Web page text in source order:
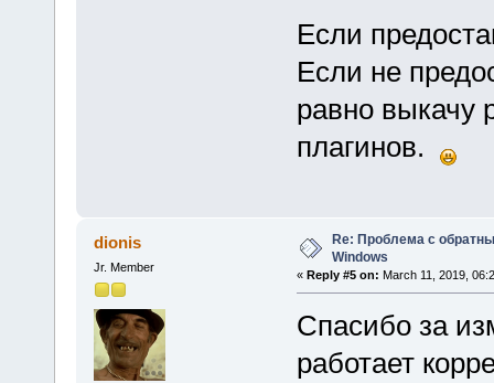
Если
Если не
равно выкачу
плагинов.
dionis
Jr. Member
Re: Проблема с
Windows
« Reply #5 on: March 11, 2019,
Спасибо за
работает